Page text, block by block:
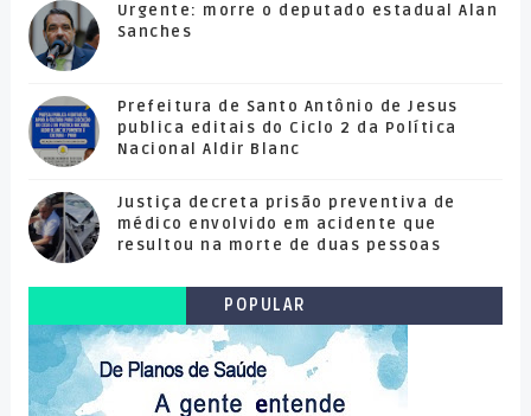
Urgente: morre o deputado estadual Alan
Sanches
Prefeitura de Santo Antônio de Jesus
publica editais do Ciclo 2 da Política
Nacional Aldir Blanc
Justiça decreta prisão preventiva de
médico envolvido em acidente que
resultou na morte de duas pessoas
POPULAR